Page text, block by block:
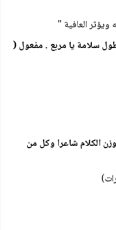
العافية "
سلامة يا مربع . مفعول (
الكلام شاعرا وكل من